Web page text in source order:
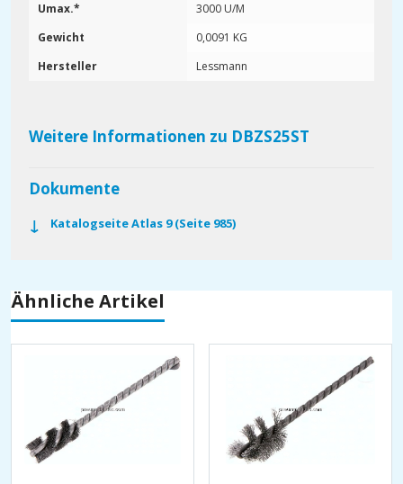
Umax.*
3000 U/M
Gewicht
0,0091 KG
Hersteller
Lessmann
Weitere Informationen zu DBZS25ST
Dokumente
Katalogseite Atlas 9 (Seite 985)
Ähnliche Artikel